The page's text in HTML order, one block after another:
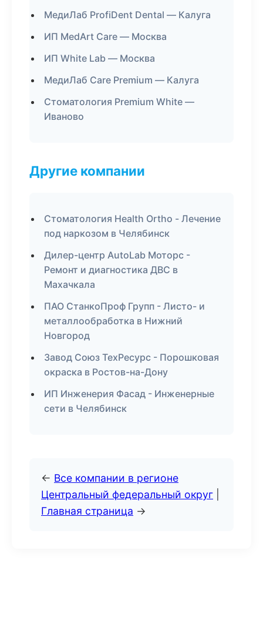
МедиЛаб ProfiDent Dental — Калуга
ИП MedArt Care — Москва
ИП White Lab — Москва
МедиЛаб Care Premium — Калуга
Стоматология Premium White —
Иваново
Другие компании
Стоматология Health Ortho - Лечение
под наркозом в Челябинск
Дилер-центр AutoLab Моторс -
Ремонт и диагностика ДВС в
Махачкала
ПАО СтанкоПроф Групп - Листо- и
металлообработка в Нижний
Новгород
Завод Союз ТехРесурс - Порошковая
окраска в Ростов-на-Дону
ИП Инженерия Фасад - Инженерные
сети в Челябинск
← Все компании в регионе
Центральный федеральный округ
Главная страница →